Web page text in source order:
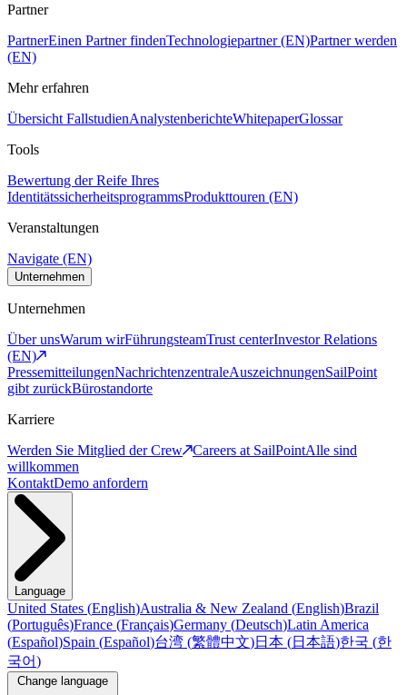
Partner
PartnerEinen Partner findenTechnologiepartner (EN)Partner werden
(EN)
Mehr erfahren
Übersicht FallstudienAnalystenberichteWhitepaperGlossar
Tools
Bewertung der Reife Ihres
IdentitätssicherheitsprogrammsProdukttouren (EN)
Veranstaltungen
Navigate (EN)
Unternehmen
Unternehmen
Über unsWarum wirFührungsteamTrust centerInvestor Relations
(EN)
PressemitteilungenNachrichtenzentraleAuszeichnungenSailPoint
gibt zurückBürostandorte
Karriere
Werden Sie Mitglied der Crew
Careers at SailPointAlle sind
willkommen
KontaktDemo anfordern
Language
United States (English)Australia & New Zealand (English)Brazil
(Português)France (Français)Germany (Deutsch)Latin America
(Español)Spain (Español)台湾 (繁體中文)日本 (日本語)한국 (한
국어)
Change language